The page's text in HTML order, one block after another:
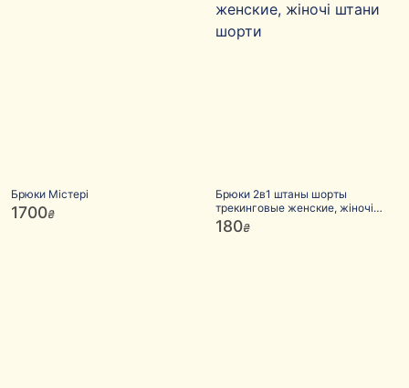
Брюки Містері
1700₴
Брюки 2в1 штаны шорты
трекинговые женские, жіночі
штани шорти
180₴